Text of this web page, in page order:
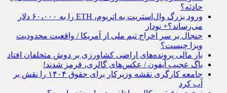
حادثه؟
ورود بزرگ وال‌استریت به اتریوم، ETH را به ۶۰،۰۰۰ دلار
می‌رساند؟+ نودار
جنجال بر سر اخراج تیم ملی از آمریکا / واقعیت محدودیت
ویزا چیست؟
بار مالی پرونده‌های اراضی کشاورزی بر دوش متخلفان افتاد
باگ عجیب آیفون / عکس‌های گالری، قرمز شدند!
جامعه کارگری نقشه وزیرکار برای حقوق ۱۴۰۴ را نقش بر
آب کرد